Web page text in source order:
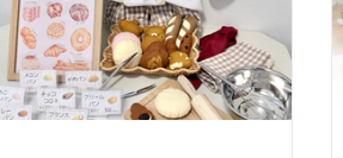
ットの具体的な撮影準備
STEP１ 背景布を設置する
STEP 2 ガーランドなどを飾る
STEP３ 小物を配置する